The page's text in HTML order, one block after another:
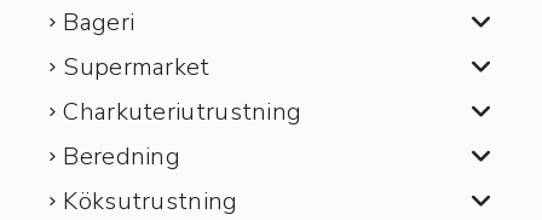
Bageri
Supermarket
Charkuteriutrustning
Beredning
Köksutrustning